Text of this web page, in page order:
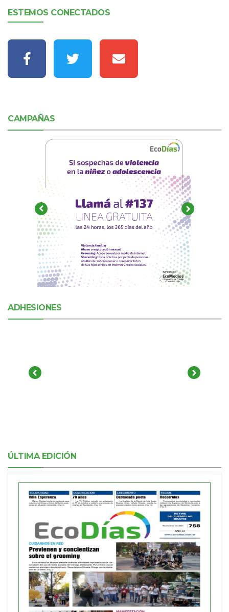
ESTEMOS CONECTADOS
CAMPAÑAS
ADHESIONES
ÚLTIMA EDICIÓN